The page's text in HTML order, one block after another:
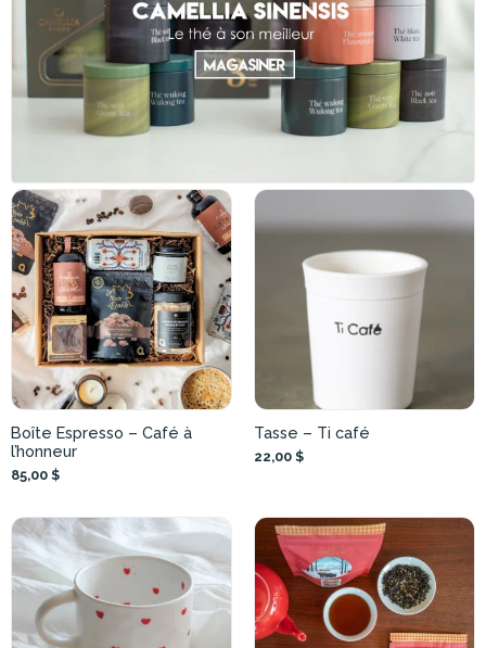
Boîte Espresso – Café à
l’honneur
85,00 $
Tasse – Ti café
22,00 $